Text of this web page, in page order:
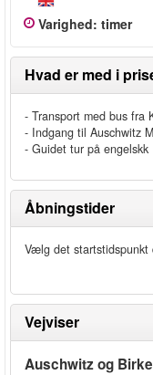
Varighed: timer
Hvad er med i
- Transport med bus fra
- Indgang til Auschwitz
- Guidet tur på engelskk
Åbningstider
Vælg det startstidspunkt
Vejviser
Auschwitz og